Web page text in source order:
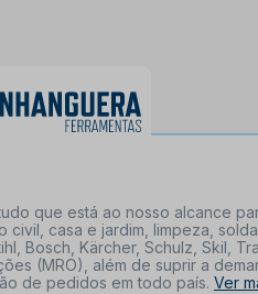
que está ao nosso alcance
casa e jardim, limpeza,
Bosch, Kärcher, Schulz, Skil,
(MRO), além de suprir a
de pedidos em todo país. Ver